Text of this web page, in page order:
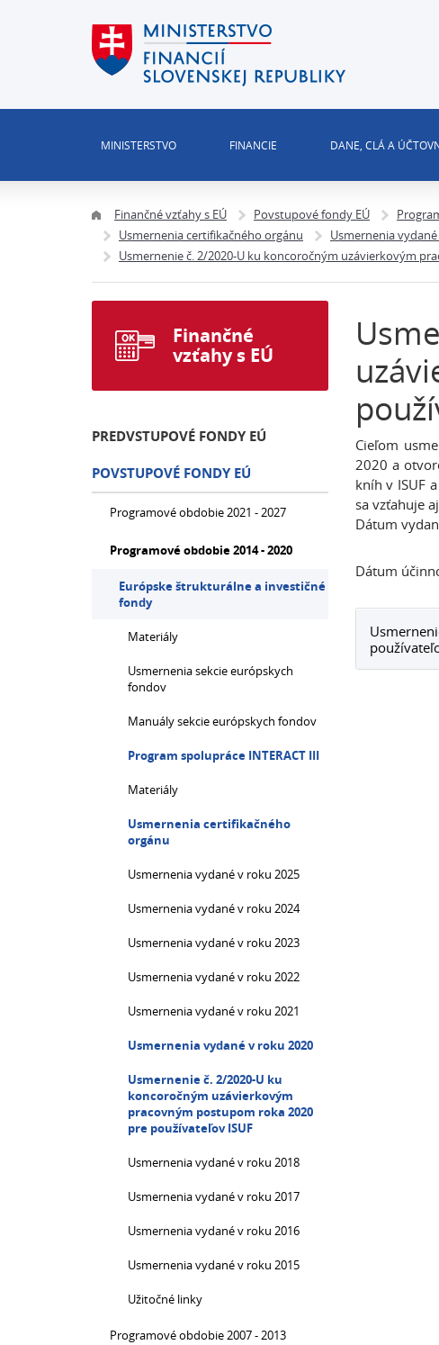
MINISTERSTVO FINANCIE DANE, CLÁ A
Finančné vzťahy s EÚ Povstupové fondy EÚ
Usmernenia certifikačného orgánu
Usmernenia
Usmernenie č. 2/2020-U ku koncoročným uzávierkovým
Cieľom
2020 a
kníh v ISUF
sa vzťahuje
Dátum
Dátum
Finančné
vzťahy s EÚ
PREDVSTUPOVÉ FONDY EÚ
POVSTUPOVÉ FONDY EÚ
Programové obdobie 2021 - 2027
Programové obdobie 2014 - 2020
Európske štrukturálne a investičné
fondy
Materiály
Usmernenia sekcie európskych
fondov
Manuály sekcie európskych fondov
Program spolupráce INTERACT III
Materiály
Usmernenia certifikačného
orgánu
Usmernenia vydané v roku 2025
Usmernenia vydané v roku 2024
Usmernenia vydané v roku 2023
Usmernenia vydané v roku 2022
Usmernenia vydané v roku 2021
Usmernenia vydané v roku 2020
Usmernenie č. 2/2020-U ku
koncoročným uzávierkovým
pracovným postupom roka 2020
pre používateľov ISUF
Usmernenia vydané v roku 2018
Usmernenia vydané v roku 2017
Usmernenia vydané v roku 2016
Usmernenia vydané v roku 2015
Užitočné linky
Programové obdobie 2007 - 2013